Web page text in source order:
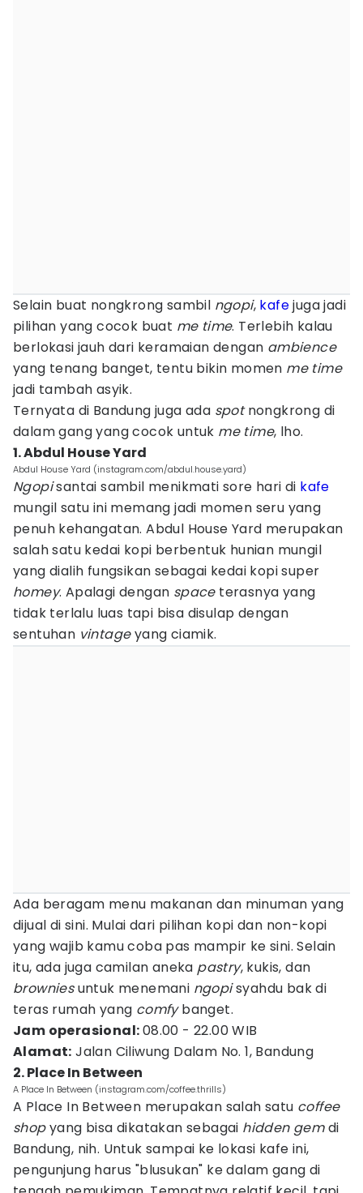
Selain buat nongkrong sambil ngopi, kafejuga jadi
pilihan yang cocok buat me time. Terlebih kalau
berlokasi jauh dari keramaian dengan ambience
yang tenang banget, tentu bikin momen me time
jadi tambah asyik.
Ternyata di Bandung juga ada spotnongkrong di
dalam gang yang cocok untuk me time, lho.
1. Abdul House Yard
Abdul House Yard (instagram.com/abdul.house.yard)
Ngopisantai sambil menikmati sore hari di kafe
mungil satu ini memang jadi momen seru yang
penuh kehangatan. Abdul House Yard merupakan
salah satu kedai kopi berbentuk hunian mungil
yang dialih fungsikan sebagai kedai kopi super
homey. Apalagi dengan spaceterasnya yang
tidak terlalu luas tapi bisa disulap dengan
sentuhan vintageyang ciamik.
Ada beragam menu makanan dan minuman yang
dijual di sini. Mulai dari pilihan kopi dan non-kopi
yang wajib kamu coba pas mampir ke sini. Selain
itu, ada juga camilan aneka pastry, kukis, dan
browniesuntuk menemani ngopisyahdu bak di
teras rumah yang comfybanget.
Jam operasional:08.00 - 22.00 WIB
Alamat: Jalan Ciliwung Dalam No. 1, Bandung
2. Place In Between
A Place In Between (instagram.com/coffee.thrills)
A Place In Between merupakan salah satu coffee
shopyang bisa dikatakan sebagai hidden gemdi
Bandung, nih. Untuk sampai ke lokasi kafe ini,
pengunjung harus "blusukan" ke dalam gang di